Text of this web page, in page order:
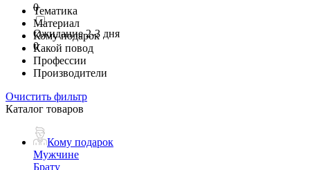
0
Ожидание 2-3 дня
0
Тематика
Материал
Кому подарок
Какой повод
Профессии
Производители
Очистить фильтр
Каталог товаров
Кому подарок
Мужчине
Брату